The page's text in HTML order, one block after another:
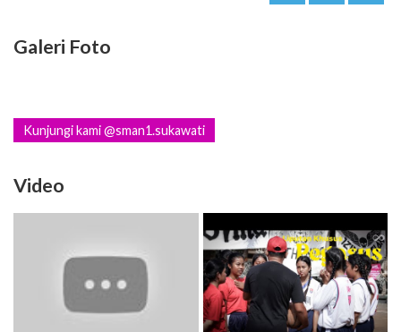
Galeri Foto
Kunjungi kami @sman1.sukawati
Video